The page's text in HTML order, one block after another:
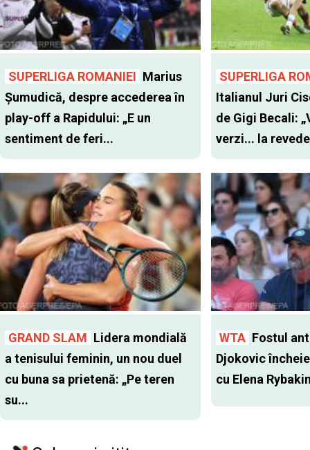
SUPERLIGA ROMANIEI Marius
Șumudică, despre accederea în
play-off a Rapidului: „E un
sentiment de feri...
SUPERLIGA
Italianul Juri
de Gigi Becali:
verzi... la
GRAND SLAM Lidera mondială
a tenisului feminin, un nou duel
cu buna sa prietenă: „Pe teren
su...
WTA Fostul
Djokovic
cu Elena